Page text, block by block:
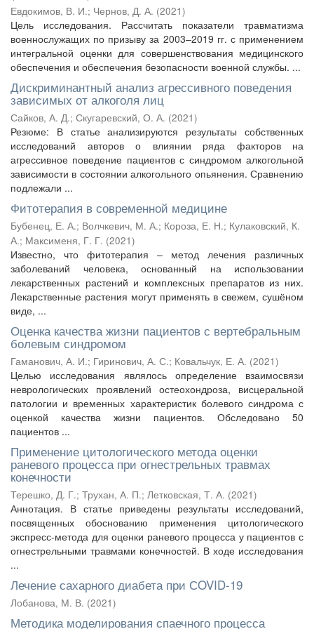
Евдокимов, В. И.; Чернов, Д. А. (2021)
Цель исследования. Рассчитать показатели травматизма
военнослужащих по призыву за 2003–2019 гг. с применением
интегральной оценки для совершенствования медицинского
обеспечения и обеспечения безопасности военной службы. ...
Дискриминантный анализ агрессивного поведения
зависимых от алкоголя лиц
Сайков, А. Д.; Скугаревский, О. А. (2021)
Резюме: В статье анализируются результаты собственных
исследований авторов о влиянии ряда факторов на
агрессивное поведение пациентов с синдромом алкогольной
зависимости в состоянии алкогольного опьянения. Сравнению
подлежали ...
Фитотерапия в современной медицине
Бубенец, Е. А.; Волчкевич, М. А.; Короза, Е. Н.; Кулаковский, К.
А.; Максименя, Г. Г. (2021)
Известно, что фитотерапия – метод лечения различных
заболеваний человека, основанный на использовании
лекарственных растений и комплексных препаратов из них.
Лекарственные растения могут применять в свежем, сушёном
виде, ...
Оценка качества жизни пациентов с вертебральным
болевым синдромом
Гаманович, А. И.; Гиринович, А. С.; Ковальчук, Е. А. (2021)
Целью исследования являлось определение взаимосвязи
неврологических проявлений остеохондроза, висцеральной
патологии и временных характеристик болевого синдрома с
оценкой качества жизни пациентов. Обследовано 50
пациентов ...
Применение цитологического метода оценки
раневого процесса при огнестрельных травмах
конечности
Терешко, Д. Г.; Трухан, А. П.; Летковская, Т. А. (2021)
Аннотация. В статье приведены результаты исследований,
посвященных обоснованию применения цитологического
экспресс-метода для оценки раневого процесса у пациентов с
огнестрельными травмами конечностей. В ходе исследования
...
Лечение сахарного диабета при СOVID-19
Лобанова, М. В. (2021)
Методика моделирования спаечного процесса